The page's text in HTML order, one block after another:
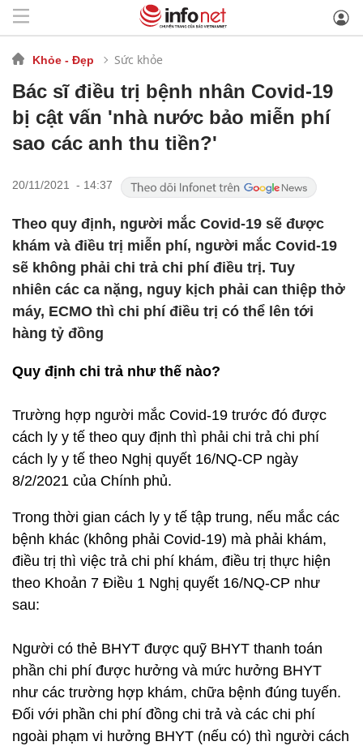
Khỏe - Đẹp Sức khỏe
Bác sĩ điều trị bệnh nhân Covid-19
bị cật vấn 'nhà nước bảo miễn phí
sao các anh thu tiền?'
20/11/2021 - 14:37
Theo quy định, người mắc Covid-19 sẽ được
khám và điều trị miễn phí, người mắc Covid-19
sẽ không phải chi trả chi phí điều trị. Tuy
nhiên các ca nặng, nguy kịch phải can thiệp thở
máy, ECMO thì chi phí điều trị có thể lên tới
hàng tỷ đồng
Quy định chi trả như thế nào?
Trường hợp người mắc Covid-19 trước đó được
cách ly y tế theo quy định thì phải chi trả chi phí
cách ly y tế theo Nghị quyết 16/NQ-CP ngày
8/2/2021 của Chính phủ.
Trong thời gian cách ly y tế tập trung, nếu mắc các
bệnh khác (không phải Covid-19) mà phải khám,
điều trị thì việc trả chi phí khám, điều trị thực hiện
theo Khoản 7 Điều 1 Nghị quyết 16/NQ-CP như
sau:
Người có thẻ BHYT được quỹ BHYT thanh toán
phần chi phí được hưởng và mức hưởng BHYT
như các trường hợp khám, chữa bệnh đúng tuyến.
Đối với phần chi phí đồng chi trả và các chi phí
ngoài phạm vi hưởng BHYT (nếu có) thì người cách